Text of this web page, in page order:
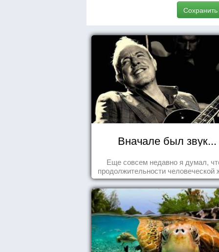
Сохранить
Вначале был звук...
Еще совсем недавно я думал,
продолжительности человеческой
заложена какая-то ошибка.